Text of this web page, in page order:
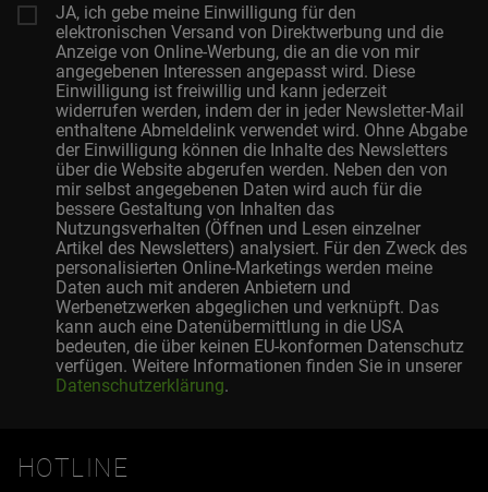
JA, ich gebe meine Einwilligung für den
elektronischen Versand von Direktwerbung und die
Anzeige von Online-Werbung, die an die von mir
angegebenen Interessen angepasst wird. Diese
Einwilligung ist freiwillig und kann jederzeit
widerrufen werden, indem der in jeder Newsletter-Mail
enthaltene Abmeldelink verwendet wird. Ohne Abgabe
der Einwilligung können die Inhalte des Newsletters
über die Website abgerufen werden. Neben den von
mir selbst angegebenen Daten wird auch für die
bessere Gestaltung von Inhalten das
Nutzungsverhalten (Öffnen und Lesen einzelner
Artikel des Newsletters) analysiert. Für den Zweck des
personalisierten Online-Marketings werden meine
Daten auch mit anderen Anbietern und
Werbenetzwerken abgeglichen und verknüpft. Das
kann auch eine Datenübermittlung in die USA
bedeuten, die über keinen EU-konformen Datenschutz
verfügen. Weitere Informationen finden Sie in unserer
Datenschutzerklärung.
HOTLINE